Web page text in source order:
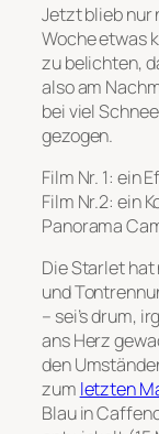
Jetzt blieb nur
Woche etwas
zu belichten,
also am
bei viel
gezogen.
Film Nr. 1: ein
Film Nr.2: ein
Panorama
Die Starlet
und
– sei’s drum,
ans Herz
den
zum letzten
Blau in